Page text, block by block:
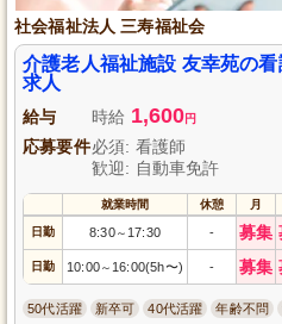
社会福祉法人 三寿福祉会
介護老人福祉施設 友幸苑の
求人
給与 時給 1,600円
応募要件必須: 看護師
歓迎: 自動車免許
就業時間 休憩 月
日勤 8:30～ 17:30 - 募集
日勤 10:00～ 16:00(5h〜) - 募集
50代活躍 新卒可 40代活躍 年齢不問